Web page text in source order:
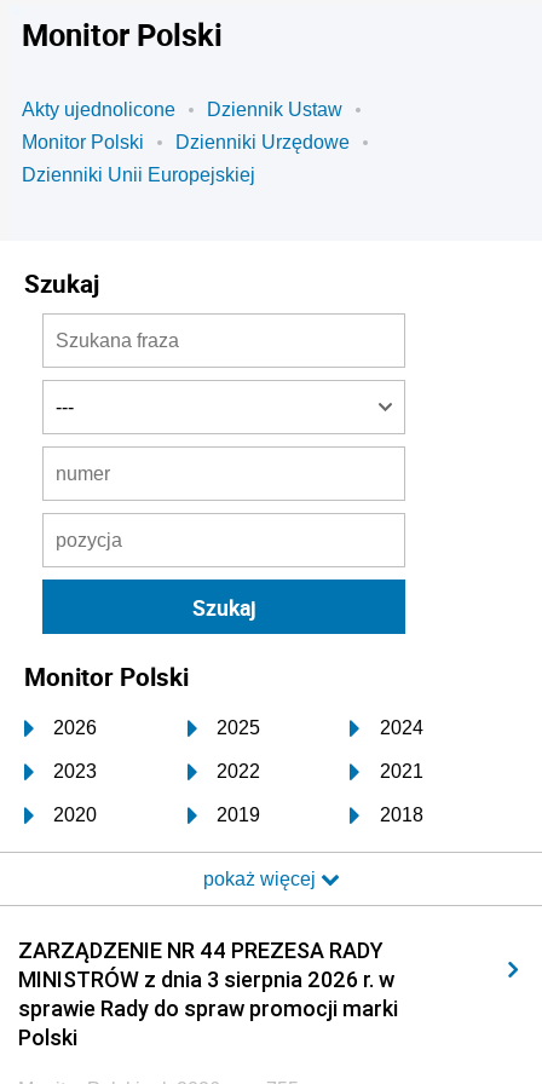
Monitor Polski
Akty ujednolicone
Dziennik Ustaw
Monitor Polski
Dzienniki Urzędowe
Dzienniki Unii Europejskiej
Szukaj
Monitor Polski
2026 2025 2024
2023 2022 2021
2020 2019 2018
2017 2016 2015
2014 2013 2012
2011 2010 2009
2008 2007 2006
2005
pokaż więcej
ZARZĄDZENIE NR 44 PREZESA RADY
MINISTRÓW z dnia 3 sierpnia 2026 r. w
sprawie Rady do spraw promocji marki
Polski